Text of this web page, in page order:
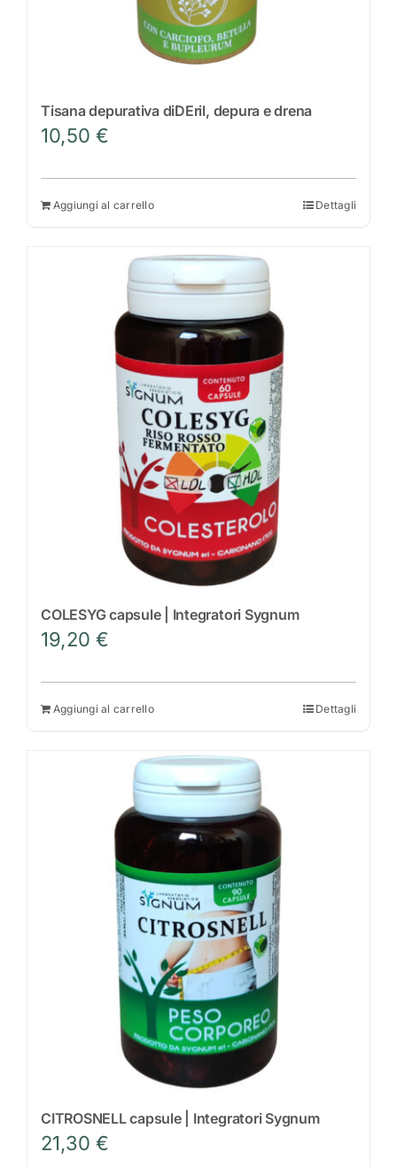
Tisana depurativa diDEril, depura e drena
10,50€
Aggiungi al carrello Dettagli
COLESYG capsule | Integratori Sygnum
19,20€
Aggiungi al carrello Dettagli
CITROSNELL capsule | Integratori Sygnum
21,30€